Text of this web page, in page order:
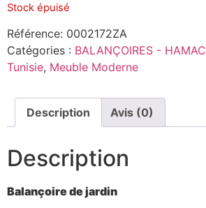
Stock épuisé
Référence: 0002172ZA
Catégories : BALANÇOIRES - HAMAC
Tunisie, Meuble Moderne
Description Avis (0)
Description
Balançoire de jardin